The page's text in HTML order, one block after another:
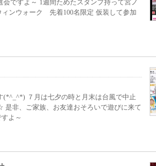
ですよ～ 1週間ためたスタンプ持って宮ノ
ンウォーク 先着100名限定 仮装して参加
(*^_^*) ７月は七夕の時と月末は台風で中止
非、ご家族、お友達おそろいで遊びに来て
よ～